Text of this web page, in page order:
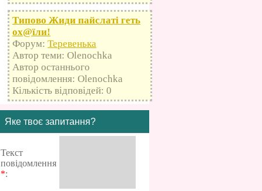
Типово Жиди пайслаті геть
оx@їли!
Форум: Теревенька
Автор теми: Olenochka
Автор останнього
повідомлення: Olenochka
Кількість відповідей: 0
Яке твоє запитання?
Текст
повідомлення
*: